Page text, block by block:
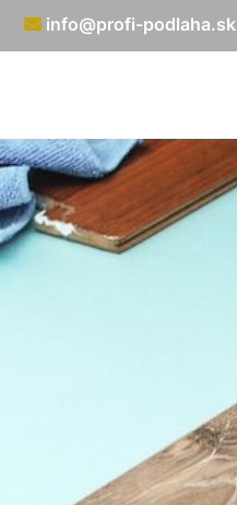
info@profi-podlaha.sk